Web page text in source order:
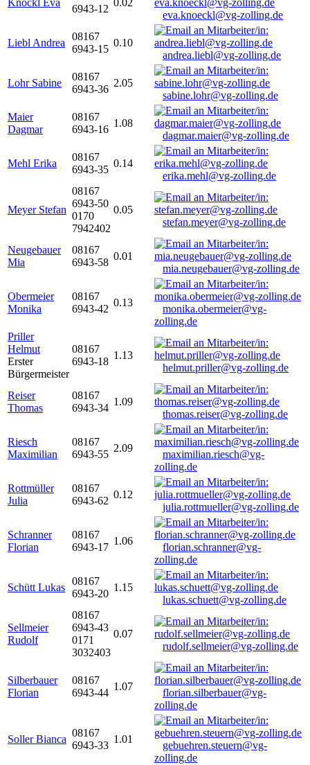
Knöckl Eva
6943-12
0.02
eva.knoeckl@vg-zolling.de
Liebl Andrea
08167
6943-15
0.10
andrea.liebl@vg-zolling.de
Lohr Sabine
08167
6943-36
2.05
sabine.lohr@vg-zolling.de
Maier
Dagmar
08167
6943-16
1.08
dagmar.maier@vg-zolling.de
Mehl Erika
08167
6943-35
0.14
erika.mehl@vg-zolling.de
Meyer Stefan
08167
6943-50
0170
7942402
0.05
stefan.meyer@vg-zolling.de
Neugebauer
Mia
08167
6943-58
0.01
mia.neugebauer@vg-zolling.de
Obermeier
Monika
08167
6943-42
0.13
monika.obermeier@vg-
zolling.de
Priller
Helmut
Erster
Bürgermeister
08167
6943-18
1.13
helmut.priller@vg-zolling.de
Reiser
Thomas
08167
6943-34
1.09
thomas.reiser@vg-zolling.de
Riesch
Maximilian
08167
6943-55
2.09
maximilian.riesch@vg-
zolling.de
Rottmüller
Julia
08167
6943-62
0.12
julia.rottmueller@vg-zolling.de
Schranner
Florian
08167
6943-17
1.06
florian.schranner@vg-
zolling.de
Schütt Lukas
08167
6943-20
1.15
lukas.schuett@vg-zolling.de
Sellmeier
Rudolf
08167
6943-43
0171
3032403
0.07
rudolf.sellmeier@vg-zolling.de
Silberbauer
Florian
08167
6943-44
1.07
florian.silberbauer@vg-
zolling.de
Soller Bianca
08167
6943-33
1.01
gebuehren.steuern@vg-
zolling.de